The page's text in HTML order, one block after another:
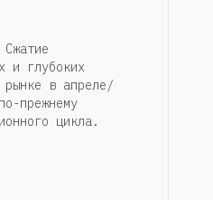
и глубоких
рынке в апреле/
прежнему
цикла.